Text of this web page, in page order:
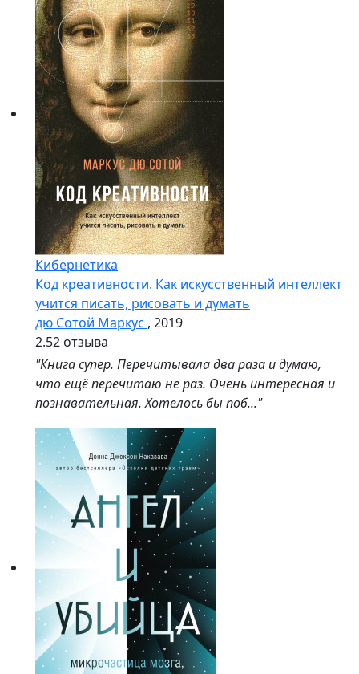
Кибернетика
Код креативности. Как искусственный интеллект
учится писать, рисовать и думать
дю Сотой Маркус , 2019
2.52 отзыва
"Книга супер. Перечитывала два раза и думаю,
что ещё перечитаю не раз. Очень интересная и
познавательная. Хотелось бы поб..."